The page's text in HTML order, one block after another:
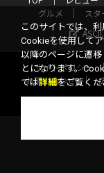
グルメ
ス
サイトポリシー
お問い合わせ
このサイトでは、
Cookieを使用して
以降のページに遷
とになります。
ては詳細をご覧くだ